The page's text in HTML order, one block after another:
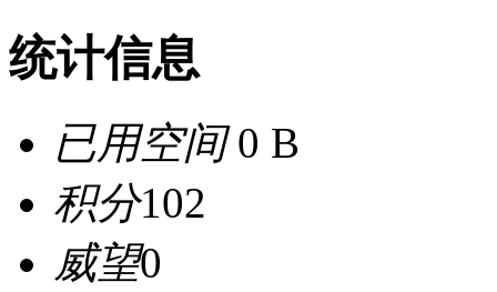
统计信息
已用空间0 B
积分102
威望0